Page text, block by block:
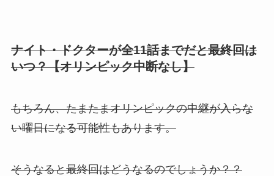
ナイト・ドクターが全11話までだと最終回は
いつ？【オリンピック中断なし】
もちろん、たまたまオリンピックの中継が入らな
い曜日になる可能性もあります。
そうなると最終回はどうなるのでしょうか？？